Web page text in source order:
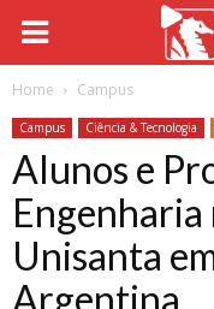
Home Campus
Campus Ciência & Tecnologia
Alunos e
Engenharia
Unisanta
Argentina